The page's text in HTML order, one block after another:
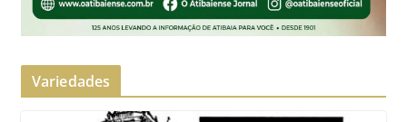
Variedades